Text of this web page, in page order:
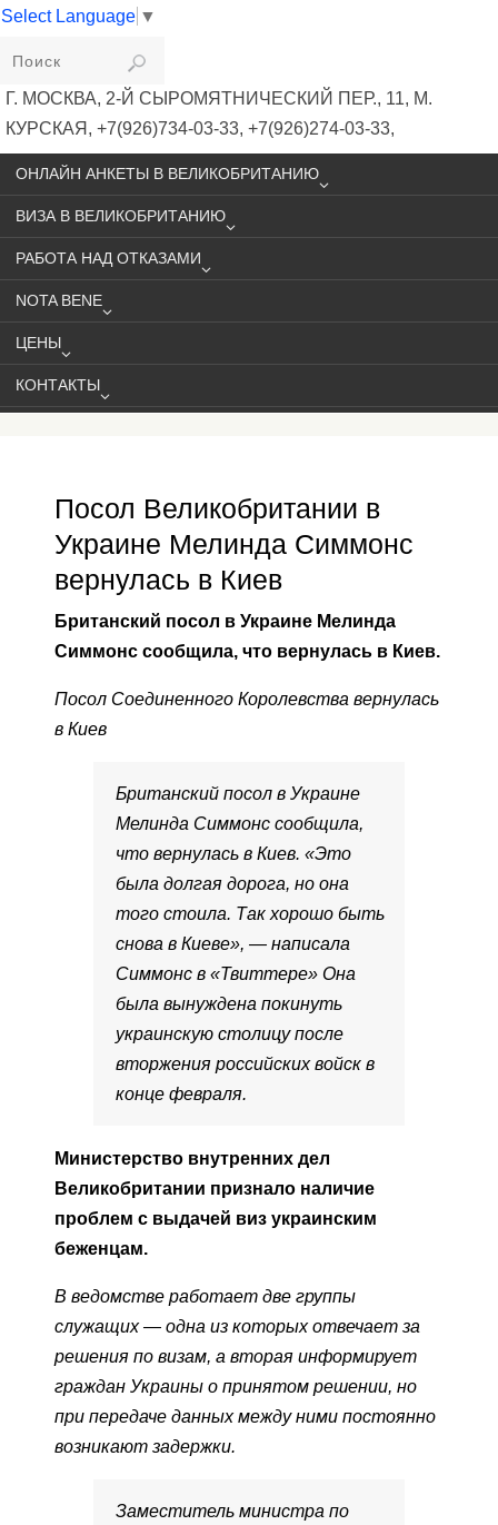
Select Language ▼
VIKIVISA
Г. МОСКВА, 2-Й СЫРОМЯТНИЧЕСКИЙ ПЕР., 11, М.
КУРСКАЯ, +7(926)734-03-33, +7(926)274-03-33,
VISA@VIKIVISA.RU
ОНЛАЙН АНКЕТЫ В ВЕЛИКОБРИТАНИЮ
ВИЗА В ВЕЛИКОБРИТАНИЮ
РАБОТА НАД ОТКАЗАМИ
NOTA BENE
ЦЕНЫ
КОНТАКТЫ
Посол Великобритании в
Украине Мелинда Симмонс
вернулась в Киев
Британский посол в Украине Мелинда
Симмонс сообщила, что вернулась в Киев.
Посол Соединенного Королевства вернулась
в Киев
Британский посол в Украине
Мелинда Симмонс сообщила,
что вернулась в Киев. «Это
была долгая дорога, но она
того стоила. Так хорошо быть
снова в Киеве», — написала
Симмонс в «Твиттере» Она
была вынуждена покинуть
украинскую столицу после
вторжения российских войск в
конце февраля.
Министерство внутренних дел
Великобритании признало наличие
проблем с выдачей виз украинским
беженцам.
В ведомстве работает две группы
служащих — одна из которых отвечает за
решения по визам, а вторая информирует
граждан Украины о принятом решении, но
при передаче данных между ними постоянно
возникают задержки.
Заместитель министра по